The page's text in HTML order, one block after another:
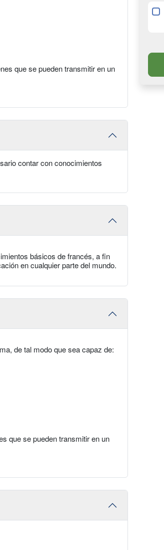
que se pueden transmitir en un
contar con conocimientos
básicos de francés, a fin
en cualquier parte del mundo.
de tal modo que sea capaz de:
que se pueden transmitir en un